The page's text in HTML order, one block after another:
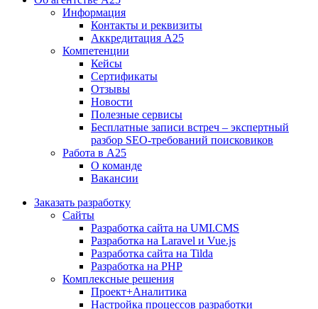
Информация
Контакты и реквизиты
Аккредитация А25
Компетенции
Кейсы
Сертификаты
Отзывы
Новости
Полезные сервисы
Бесплатные записи встреч – экспертный
разбор SEO-требований поисковиков
Работа в А25
О команде
Вакансии
Заказать разработку
Сайты
Разработка сайта на UMI.CMS
Разработка на Laravel и Vue.js
Разработка сайта на Tilda
Разработка на PHP
Комплексные решения
Проект+Аналитика
Настройка процессов разработки